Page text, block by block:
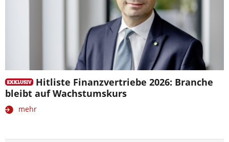
Hitliste Finanzvertriebe 2026: Branche
bleibt auf Wachstumskurs
mehr